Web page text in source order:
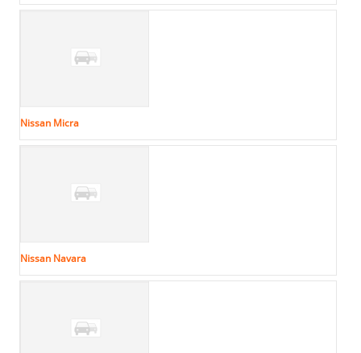
Nissan Micra
Nissan Navara